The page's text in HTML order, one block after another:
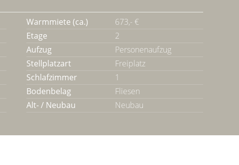
Warmmiete (ca.)
673,- €
Etage
2
Aufzug
Personenaufzug
Stellplatzart
Freiplatz
Schlafzimmer
1
Bodenbelag
Fliesen
Alt- / Neubau Neubau